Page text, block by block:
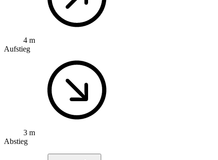
4 m
Aufstieg
3 m
Abstieg